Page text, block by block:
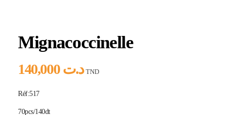
Mignacoccinelle
د.ت140,000 TND
Réf:517
70pcs/140dt